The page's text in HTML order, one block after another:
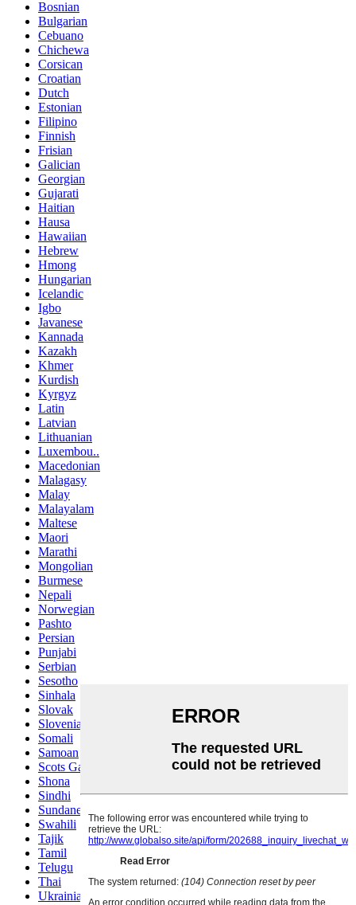
Bosnian
Bulgarian
Cebuano
Chichewa
Corsican
Croatian
Dutch
Estonian
Filipino
Finnish
Frisian
Galician
Georgian
Gujarati
Haitian
Hausa
Hawaiian
Hebrew
Hmong
Hungarian
Icelandic
Igbo
Javanese
Kannada
Kazakh
Khmer
Kurdish
Kyrgyz
Latin
Latvian
Lithuanian
Luxembou..
Macedonian
Malagasy
Malay
Malayalam
Maltese
Maori
Marathi
Mongolian
Burmese
Nepali
Norwegian
Pashto
Persian
Punjabi
Serbian
Sesotho
Sinhala
Slovak
Slovenian
Somali
Samoan
Scots Gaelic
Shona
Sindhi
Sundanese
Swahili
Tajik
Tamil
Telugu
Thai
Ukrainian